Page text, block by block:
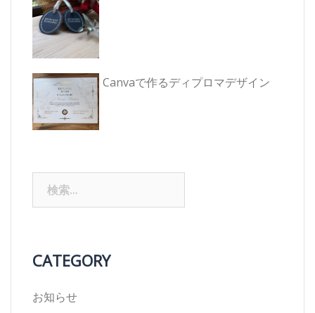
Canvaで作るディプロマデザイン
CATEGORY
お知らせ